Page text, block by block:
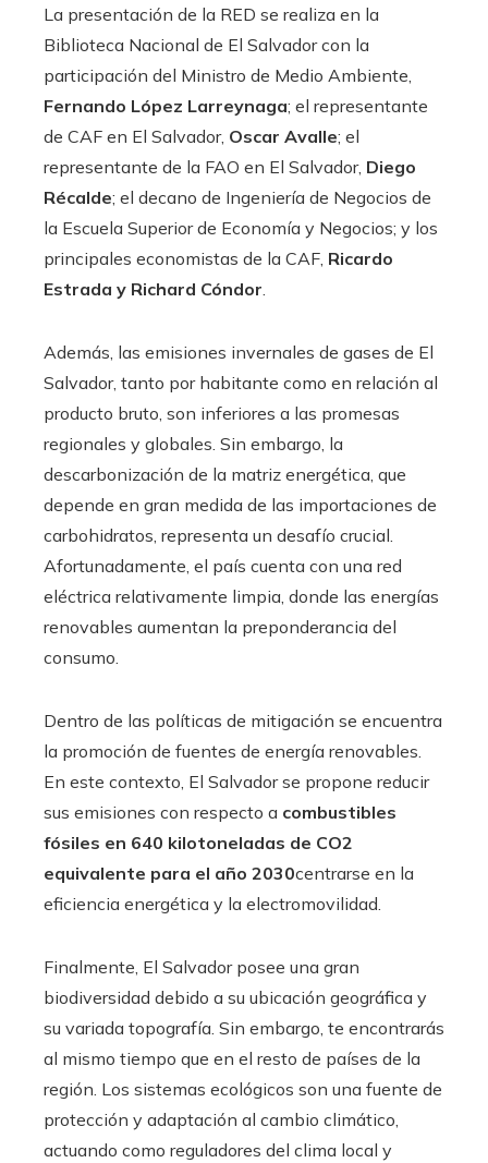
La presentación de la RED se realiza en la
Biblioteca Nacional de El Salvador con la
participación del Ministro de Medio Ambiente,
Fernando López Larreynaga; el representante
de CAF en El Salvador, Oscar Avalle; el
representante de la FAO en El Salvador, Diego
Récalde; el decano de Ingeniería de Negocios de
la Escuela Superior de Economía y Negocios; y los
principales economistas de la CAF, Ricardo
Estrada y Richard Cóndor.
Además, las emisiones invernales de gases de El
Salvador, tanto por habitante como en relación al
producto bruto, son inferiores a las promesas
regionales y globales. Sin embargo, la
descarbonización de la matriz energética, que
depende en gran medida de las importaciones de
carbohidratos, representa un desafío crucial.
Afortunadamente, el país cuenta con una red
eléctrica relativamente limpia, donde las energías
renovables aumentan la preponderancia del
consumo.
Dentro de las políticas de mitigación se encuentra
la promoción de fuentes de energía renovables.
En este contexto, El Salvador se propone reducir
sus emisiones con respecto a combustibles
fósiles en 640 kilotoneladas de CO2
equivalente para el año 2030centrarse en la
eficiencia energética y la electromovilidad.
Finalmente, El Salvador posee una gran
biodiversidad debido a su ubicación geográfica y
su variada topografía. Sin embargo, te encontrarás
al mismo tiempo que en el resto de países de la
región. Los sistemas ecológicos son una fuente de
protección y adaptación al cambio climático,
actuando como reguladores del clima local y